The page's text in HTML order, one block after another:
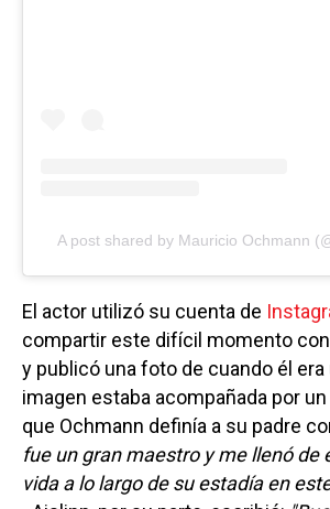
A post shared by Mauricio Ochmann
El actor utilizó su cuenta de
compartir este difícil momento
y publicó una foto de cuando él era
imagen estaba acompañada por
que Ochmann definía a su padre
fue un gran maestro y me llenó de
vida a lo largo de su estadía en